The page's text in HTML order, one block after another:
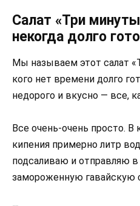
Салат «Три
некогда долго
Мы называем этот салат
кого нет времени долго
недорого и вкусно — все,
Все очень-очень просто.
кипения примерно литр
подсаливаю и отправляю
замороженную гавайскую